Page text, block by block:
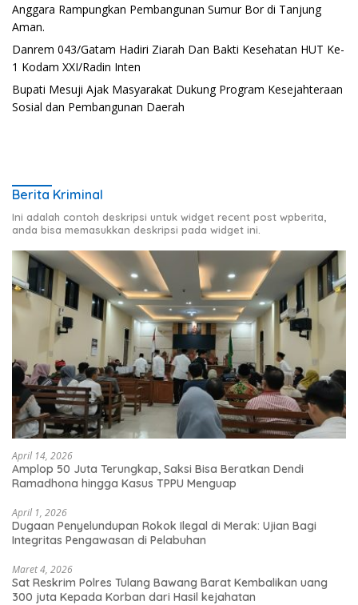
Anggara Rampungkan Pembangunan Sumur Bor di Tanjung
Aman.
Danrem 043/Gatam Hadiri Ziarah Dan Bakti Kesehatan HUT Ke-
1 Kodam XXI/Radin Inten
Bupati Mesuji Ajak Masyarakat Dukung Program Kesejahteraan
Sosial dan Pembangunan Daerah
Berita Kriminal
Ini adalah contoh deskripsi untuk widget recent post wpberita,
anda bisa memasukkan deskripsi pada widget ini.
April 14, 2026
Amplop 50 Juta Terungkap, Saksi Bisa Beratkan Dendi
Ramadhona hingga Kasus TPPU Menguap
April 1, 2026
Dugaan Penyelundupan Rokok Ilegal di Merak: Ujian Bagi
Integritas Pengawasan di Pelabuhan
Maret 4, 2026
Sat Reskrim Polres Tulang Bawang Barat Kembalikan uang
300 juta Kepada Korban dari Hasil kejahatan